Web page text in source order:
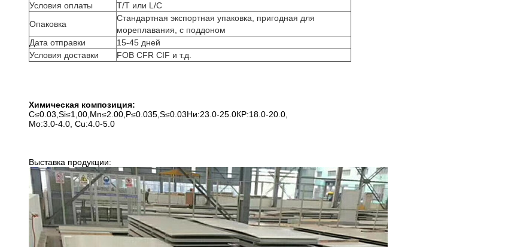
Условия оплаты
T/T или L/C
Опаковка
Стандартная экспортная упаковка, пригодная для
мореплавания, с поддоном
Дата отправки
15-45 дней
Условия доставки
FOB CFR CIF и т.д.
Химическая композиция:
C≤0.03,Si≤1,00,Mn≤2.00,P≤0.035,S≤0.03Ни:23.0-25.0КР:18.0-20.0,
Мо:3.0-4.0, Cu:4.0-5.0
Выставка продукции: